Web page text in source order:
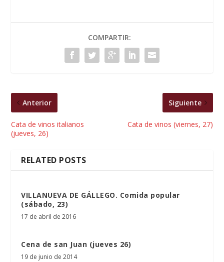
COMPARTIR:
Anterior
Cata de vinos italianos
(jueves, 26)
Siguiente
Cata de vinos (viernes, 27)
RELATED POSTS
VILLANUEVA DE GÁLLEGO. Comida popular
(sábado, 23)
17 de abril de 2016
Cena de san Juan (jueves 26)
19 de junio de 2014